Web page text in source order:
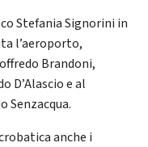
Stefania Signorini in
l’aeroporto,
Brandoni,
D’Alascio e al
Senzacqua.
anche i